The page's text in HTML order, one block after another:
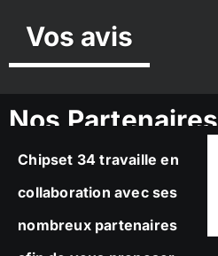
Vos avis
Nos Partenaires
Chipset 34 travaille en
collaboration avec ses
nombreux partenaires